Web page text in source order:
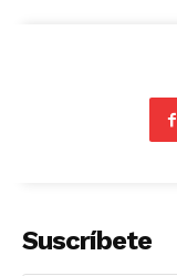
Suscríbete